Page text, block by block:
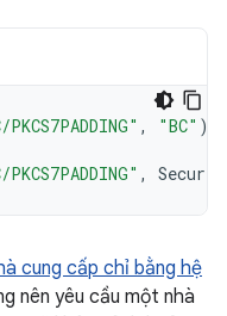
PKCS7PADDING" , "BC" )
PKCS7PADDING" ,
cung cấp chỉ bằng hệ
nên yêu cầu một nhà